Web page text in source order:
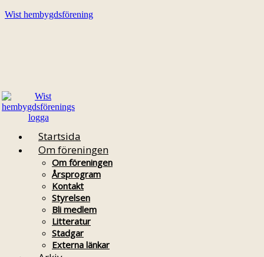
Wist hembygdsförening
Startsida
Om föreningen
Om föreningen
Årsprogram
Kontakt
Styrelsen
Bli medlem
Litteratur
Stadgar
Externa länkar